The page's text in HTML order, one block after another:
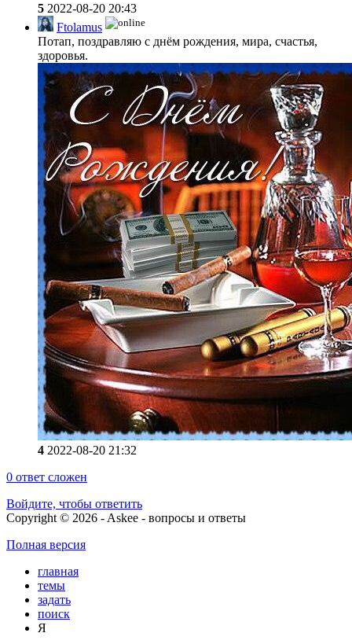
5 2022-08-20 20:43
Ftolamus
Потап, поздравляю с днём рождения, мира, счастья,
здоровья.
4 2022-08-20 21:32
0 ответ сложен
Войдите, чтобы ответить
Copyright © 2026 - Askee - вопросы и ответы
Полная версия
главная
темы
задать
поиск
Я